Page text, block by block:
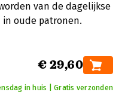
van de dagelijkse
oude patronen.
€ 29,60
in huis | Gratis verzonden